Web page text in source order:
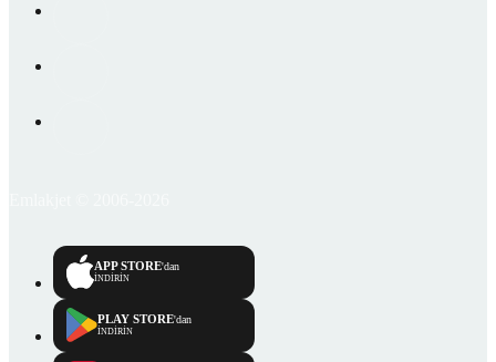
APP STORE'dan
İNDİRİN
PLAY STORE'dan
İNDİRİN